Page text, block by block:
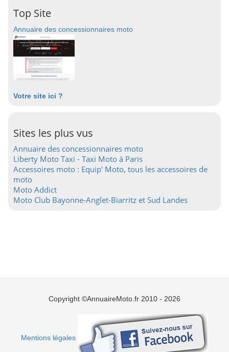
Top Site
Annuaire des concessionnaires moto
Votre site ici ?
Sites les plus vus
Annuaire des concessionnaires moto
Liberty Moto Taxi - Taxi Moto à Paris
Accessoires moto : Equip' Moto, tous les accessoires de
moto
Moto Addict
Moto Club Bayonne-Anglet-Biarritz et Sud Landes
Copyright ©AnnuaireMoto.fr 2010 - 2026
Mentions légales